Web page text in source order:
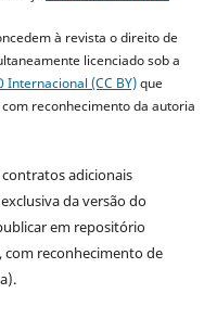
à revista o direito de
licenciado sob a
Internacional (CC BY)que
reconhecimento da autoria
adicionais
da versão do
em repositório
reconhecimento de